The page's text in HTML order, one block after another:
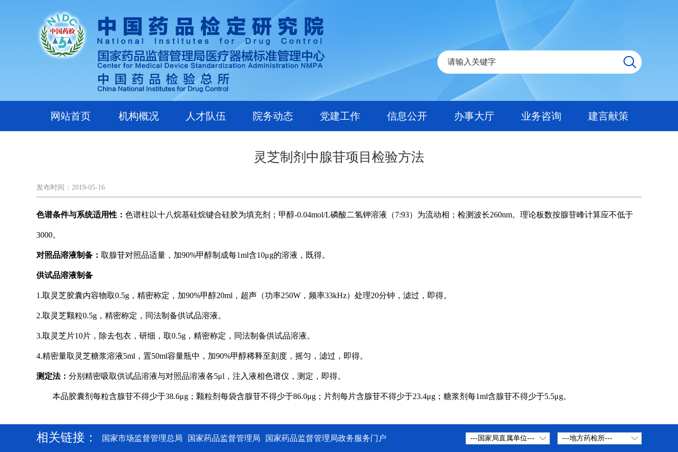
网站首页 机构概况 人才队伍 院务动态 党建工作 信息公开 办事大厅 业务咨询 建言献策
灵芝制剂中腺苷项目检验方法
发布时间：2019-05-16
色谱条件与系统适用性： 色谱柱以十八烷基硅烷键合硅胶为填充剂；甲醇-0.04mol/L磷酸二氢钾溶液（7:93）为流动相；检测波长260nm。理论板数按腺苷峰计算应不低于
3000。
对照品溶液制备： 取腺苷对照品适量，加90%甲醇制成每1ml含10μg的溶液，既得。
供试品溶液制备
1.取灵芝胶囊内容物取0.5g，精密称定，加90%甲醇20ml，超声（功率250W，频率33kHz）处理20分钟，滤过，即得。
2.取灵芝颗粒0.5g，精密称定，同法制备供试品溶液。
3.取灵芝片10片，除去包衣，研细，取0.5g，精密称定，同法制备供试品溶液。
4.精密量取灵芝糖浆溶液5ml，置50ml容量瓶中，加90%甲醇稀释至刻度，摇匀，滤过，即得。
测定法： 分别精密吸取供试品溶液与对照品溶液各5μl，注入液相色谱仪，测定，即得。
本品胶囊剂每粒含腺苷不得少于38.6μg ；颗粒剂每袋含腺苷不得少于86.0μg ；片剂每片含腺苷不得少于23.4μg ；糖浆剂每1ml含腺苷不得少于5.5μg。
相关链接： 国家市场监督管理总局 国家药品监督管理局 国家药品监督管理局政务服务门户 ---地方药检所---
---国家局直属单位---